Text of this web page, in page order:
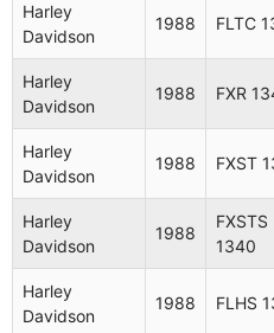
Harley
1984
Harley
1984
Harley
1984
Harley
1984
XLS
Harley
Harley
Davidson
1988 FLTC
Harley
Davidson
1988 FXR
Harley
Davidson
1988 FXST
Harley
Davidson
1988
FXSTS
1340
Harley
Davidson
1988 FLHS